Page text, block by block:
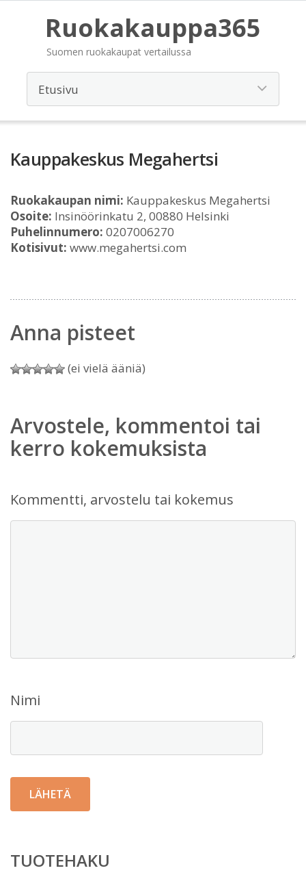
Ruokakauppa365
Suomen ruokakaupat vertailussa
Kauppakeskus Megahertsi
Ruokakaupan nimi: Kauppakeskus Megahertsi
Osoite: Insinöörinkatu 2, 00880 Helsinki
Puhelinnumero: 0207006270
Kotisivut: www.megahertsi.com
Anna pisteet
(ei vielä ääniä)
Arvostele, kommentoi tai
kerro kokemuksista
Kommentti, arvostelu tai kokemus
Nimi
TUOTEHAKU